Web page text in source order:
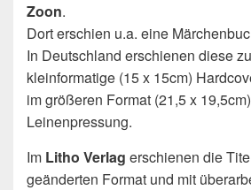
Zoon.
Dort erschien u.a. eine
In Deutschland erschienen diese
kleinformatige (15 x 15cm)
im größeren Format (21,5 x
Leinenpressung.
Im Litho Verlag erschienen die
geänderten Format und mit